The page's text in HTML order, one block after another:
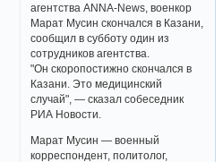
агентства ANNA-News, военкор
Марат Мусин скончался в Казани,
сообщил в субботу один из
сотрудников агентства.
"Он скоропостижно скончался в
Казани. Это медицинский
случай", — сказал собеседник
РИА Новости.
Марат Мусин — военный
корреспондент, политолог,